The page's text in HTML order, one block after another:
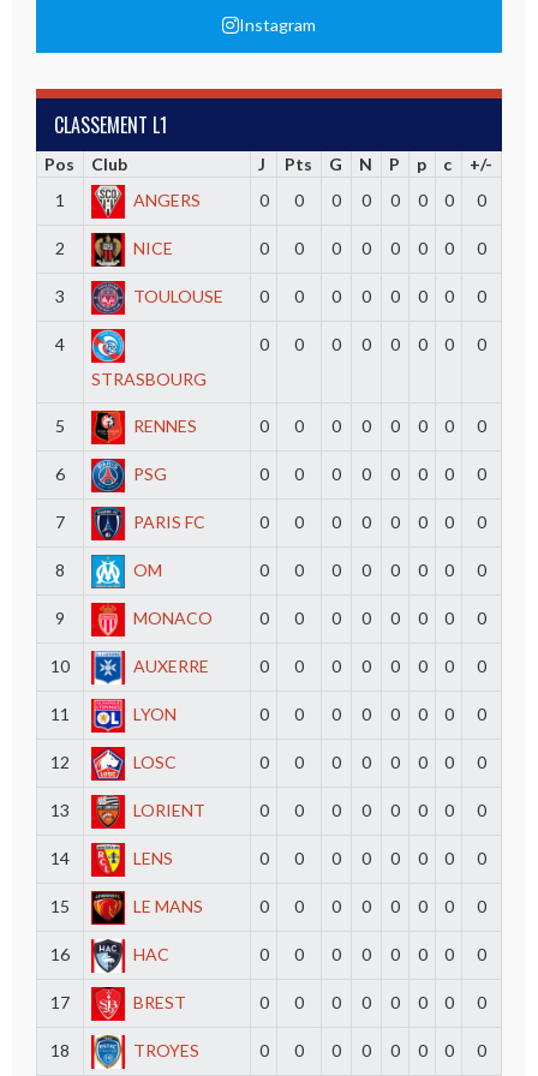
Instagram
CLASSEMENT L1
Pos Club J Pts G N P p c
+/-
1
ANGERS 0 0 0 0 0 0 0 0
2 NICE 0 0 0 0 0 0 0 0
3 TOULOUSE 0 0 0 0 0 0 0 0
4
STRASBOURG
0 0 0 0 0 0 0 0
5 RENNES 0 0 0 0 0 0 0 0
6 PSG 0 0 0 0 0 0 0 0
7 PARIS FC 0 0 0 0 0 0 0 0
8 OM 0 0 0 0 0 0 0 0
9 MONACO 0 0 0 0 0 0 0 0
10 AUXERRE 0 0 0 0 0 0 0 0
11 LYON 0 0 0 0 0 0 0 0
12 LOSC 0 0 0 0 0 0 0 0
13 LORIENT 0 0 0 0 0 0 0 0
14 LENS 0 0 0 0 0 0 0 0
15 LE MANS 0 0 0 0 0 0 0 0
16 HAC 0 0 0 0 0 0 0 0
17 BREST 0 0 0 0 0 0 0 0
18 TROYES 0 0 0 0 0 0 0 0